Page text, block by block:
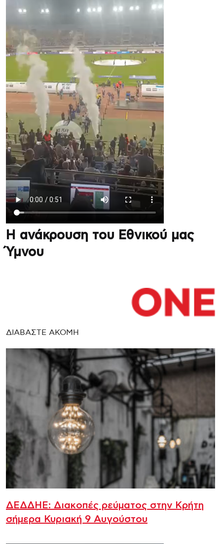
Η ανάκρουση του Εθνικού μας
Ύμνου
ΔΙΑΒΑΣΤΕ ΑΚΟΜΗ
ΔΕΔΔΗΕ: Διακοπές ρεύματος στην Κρήτη
σήμερα Κυριακή 9 Αυγούστου